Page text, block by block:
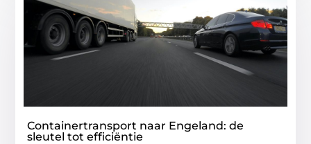
Containertransport naar Engeland: de
sleutel tot efficiëntie